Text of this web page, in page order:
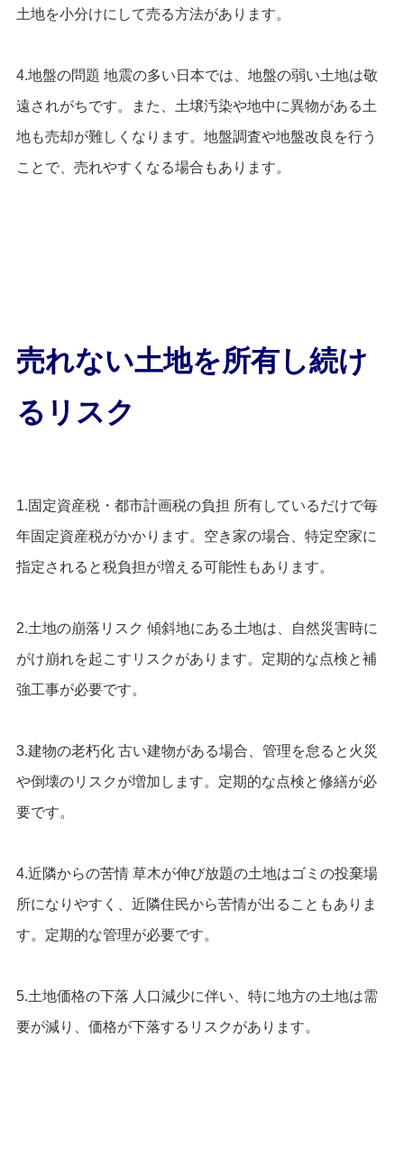
土地を小分けにして売る方法があります。
4.地盤の問題 地震の多い日本では、地盤の弱い土地は敬
遠されがちです。また、土壌汚染や地中に異物がある土
地も売却が難しくなります。地盤調査や地盤改良を行う
ことで、売れやすくなる場合もあります。
売れない土地を所有し続け
るリスク
1.固定資産税・都市計画税の負担 所有しているだけで毎
年固定資産税がかかります。空き家の場合、特定空家に
指定されると税負担が増える可能性もあります。
2.土地の崩落リスク 傾斜地にある土地は、自然災害時に
がけ崩れを起こすリスクがあります。定期的な点検と補
強工事が必要です。
3.建物の老朽化 古い建物がある場合、管理を怠ると火災
や倒壊のリスクが増加します。定期的な点検と修繕が必
要です。
4.近隣からの苦情 草木が伸び放題の土地はゴミの投棄場
所になりやすく、近隣住民から苦情が出ることもありま
す。定期的な管理が必要です。
5.土地価格の下落 人口減少に伴い、特に地方の土地は需
要が減り、価格が下落するリスクがあります。